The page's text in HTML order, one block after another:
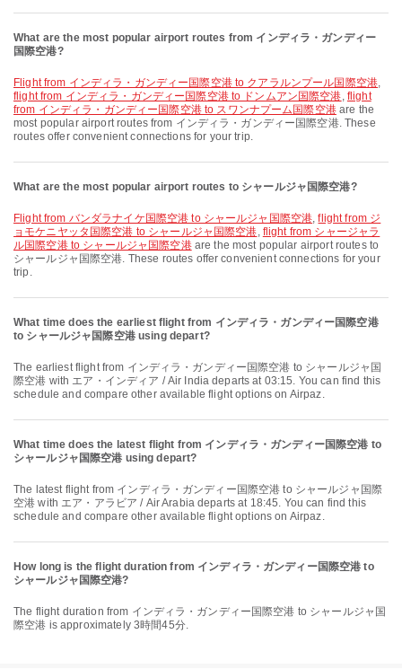
What are the most popular airport routes from インディラ・ガンディー
国際空港?
flight from インディラ・ガンディー国際空港 to クアラルンプール国際空港,
flight from インディラ・ガンディー国際空港 to ドンムアン国際空港, flight
from インディラ・ガンディー国際空港 to スワンナプーム国際空港are the
most popular airport routes from インディラ・ガンディー国際空港. These
routes offer convenient connections for your trip.
What are the most popular airport routes to シャールジャ国際空港?
flight from バンダラナイケ国際空港 to シャールジャ国際空港,flight from ジ
ョモケニヤッタ国際空港 to シャールジャ国際空港, flight from シャージャラ
ル国際空港 to シャールジャ国際空港are the most popular airport routes to
シャールジャ国際空港. These routes offer convenient connections for your
trip.
What time does the earliest flight from インディラ・ガンディー国際空港
to シャールジャ国際空港 using depart?
The earliest flight from インディラ・ガンディー国際空港 to シャールジャ国
際空港 with エア・インディア / Air India departs at 03:15. You can find this
schedule and compare other available flight options on Airpaz.
What time does the latest flight from インディラ・ガンディー国際空港 to
シャールジャ国際空港 using depart?
The latest flight from インディラ・ガンディー国際空港 to シャールジャ国際
空港 with エア・アラビア / Air Arabia departs at 18:45. You can find this
schedule and compare other available flight options on Airpaz.
How long is the flight duration from インディラ・ガンディー国際空港 to
シャールジャ国際空港?
The flight duration from インディラ・ガンディー国際空港 to シャールジャ国
際空港 is approximately 3時間45分.